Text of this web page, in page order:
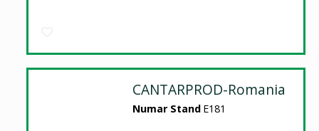
CANTARPROD-Romania
Numar Stand E181